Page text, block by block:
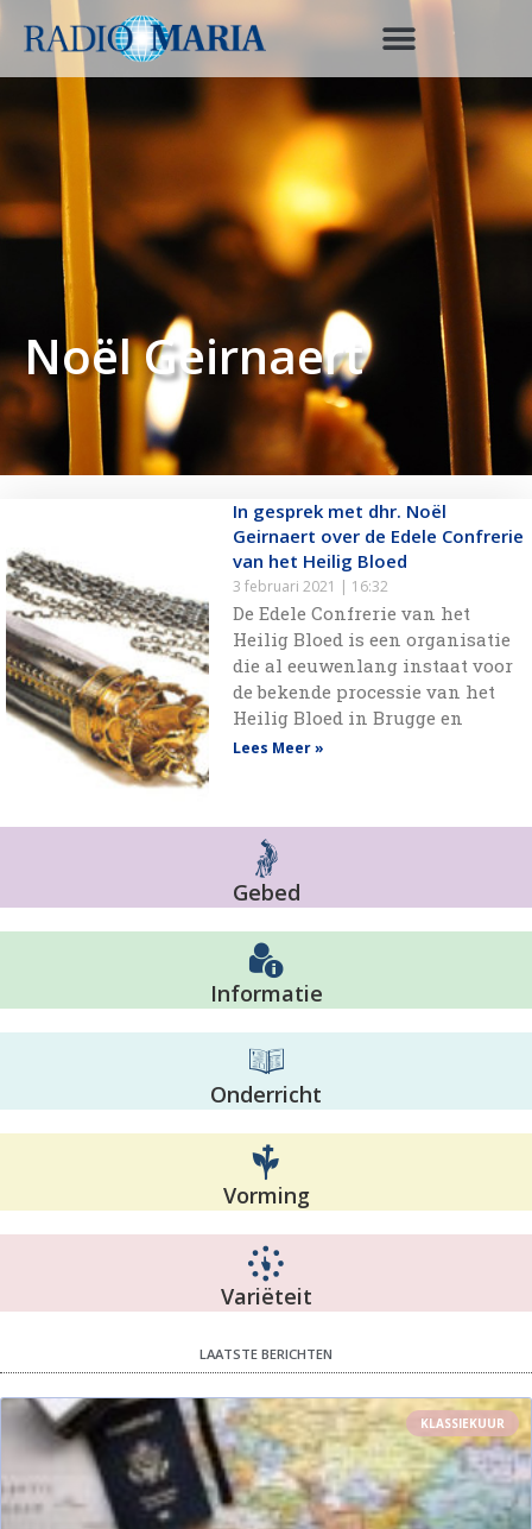
Noël Geirnaert
In gesprek met dhr. Noël
Geirnaert over de Edele Confrerie
van het Heilig Bloed
3 februari 2021 16:32
De Edele Confrerie van het
Heilig Bloed is een organisatie
die al eeuwenlang instaat voor
de bekende processie van het
Heilig Bloed in Brugge en
Lees Meer »
Gebed
Informatie
Onderricht
Vorming
Variëteit
LAATSTE BERICHTEN
KLASSIEKUUR